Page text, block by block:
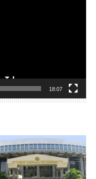
18:07